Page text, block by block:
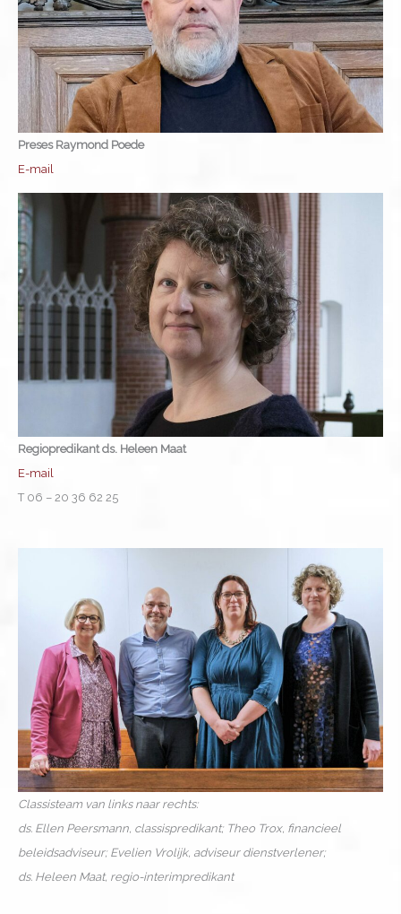
Preses Raymond Poede
E-mail
Regiopredikant ds. Heleen Maat
E-mail
T 06 – 20 36 62 25
Classisteam van links naar rechts:
ds. Ellen Peersmann, classispredikant; Theo Trox, financieel
beleidsadviseur; Evelien Vrolijk, adviseur dienstverlener;
ds. Heleen Maat, regio-interimpredikant